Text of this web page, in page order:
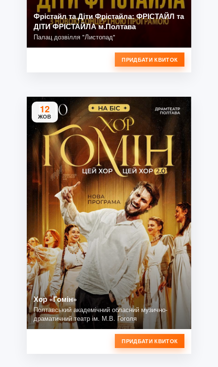
Фрістайл та Діти Фрістайла: ФРІСТАЙЛ та
ДІТИ ФРІСТАЙЛА м.Полтава
Палац дозвілля "Листопад"
ПРИДБАТИ КВИТОК
12
ЖОВ
Хор «Гомін»
Полтавський академічний обласний музично-
драматичний театр ім. М.В. Гоголя
ПРИДБАТИ КВИТОК